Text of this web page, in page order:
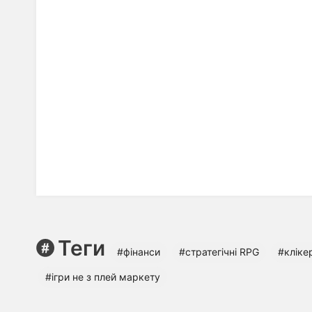
Теги #фінанси #стратегічні RPG
#ігри не з плей маркету